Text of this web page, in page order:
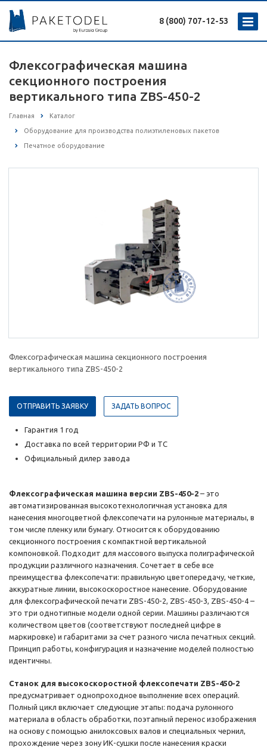
8 (800) 707-12-53
Флексографическая машина
секционного построения
вертикального типа ZBS-450-2
Главная Каталог
Оборудование для производства полиэтиленовых пакетов
Печатное оборудование
Флексографическая машина секционного построения
вертикального типа ZBS-450-2
ОТПРАВИТЬ ЗАЯВКУ ЗАДАТЬ ВОПРОС
Гарантия 1 год
Доставка по всей территории РФ и ТС
Официальный дилер завода
Флексографическая машина версии ZBS-450-2 – это
автоматизированная высокотехнологичная установка для
нанесения многоцветной флексопечати на рулонные материалы, в
том числе пленку или бумагу. Относится к оборудованию
секционного построения с компактной вертикальной
компоновкой. Подходит для массового выпуска полиграфической
продукции различного назначения. Сочетает в себе все
преимущества флексопечати: правильную цветопередачу, четкие,
аккуратные линии, высокоскоростное нанесение. Оборудование
для флексографической печати ZBS-450-2, ZBS-450-3, ZBS-450-4 –
это три однотипные модели одной серии. Машины различаются
количеством цветов (соответствуют последней цифре в
маркировке) и габаритами за счет разного числа печатных секций.
Принцип работы, конфигурация и назначение моделей полностью
идентичны.
Станок для высокоскоростной флексопечати ZBS-450-2
предусматривает однопроходное выполнение всех операций.
Полный цикл включает следующие этапы: подача рулонного
материала в область обработки, поэтапный перенос изображения
на основу с помощью анилоксовых валов и специальных чернил,
прохождение через зону ИК-сушки после нанесения краски